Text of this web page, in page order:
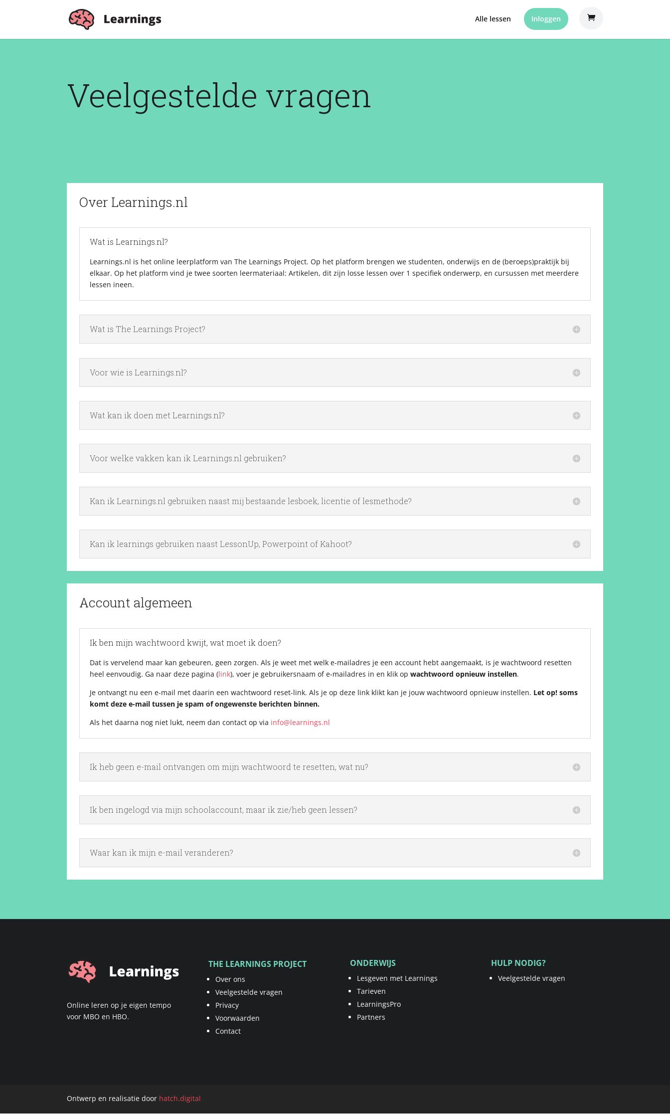
Alle lessen Inloggen
Veelgestelde vragen
Over Learnings.nl
Wat is Learnings.nl?
Learnings.nl is het online leerplatform van The Learnings Project. Op het platform brengen we studenten, onderwijs en de (beroeps)praktijk bij
elkaar. Op het platform vind je twee soorten leermateriaal: Artikelen, dit zijn losse lessen over 1 specifiek onderwerp, en cursussen met meerdere
lessen ineen.
Wat is The Learnings Project?
Voor wie is Learnings.nl?
Wat kan ik doen met Learnings.nl?
Voor welke vakken kan ik Learnings.nl gebruiken?
Kan ik Learnings.nl gebruiken naast mij bestaande lesboek, licentie of lesmethode?
Kan ik learnings gebruiken naast LessonUp, Powerpoint of Kahoot?
Account algemeen
Ik ben mijn wachtwoord kwijt, wat moet ik doen?
Dat is vervelend maar kan gebeuren, geen zorgen. Als je weet met welk e-mailadres je een account hebt aangemaakt, is je wachtwoord resetten
heel eenvoudig. Ga naar deze pagina (link), voer je gebruikersnaam of e-mailadres in en klik opwachtwoord opnieuw instellen.
Je ontvangt nu een e-mail met daarin een wachtwoord reset-link. Als je op deze link klikt kan je jouw wachtwoord opnieuw instellen. Let op! soms
komt deze e-mail tussen je spam of ongewenste berichten binnen.
Als het daarna nog niet lukt, neem dan contact op via info@learnings.nl
Ik heb geen e-mail ontvangen om mijn wachtwoord te resetten, wat nu?
Ik ben ingelogd via mijn schoolaccount, maar ik zie/heb geen lessen?
Waar kan ik mijn e-mail veranderen?
Online leren op je eigen tempo
voor MBO en HBO.
THE LEARNINGS PROJECT
Over ons
Veelgestelde vragen
Privacy
Voorwaarden
Contact
ONDERWIJS
Lesgeven met Learnings
Tarieven
LearningsPro
Partners
HULP NODIG?
Veelgestelde vragen
Ontwerp en realisatie door hatch.digital